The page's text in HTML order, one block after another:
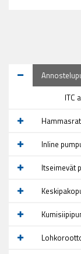
ITC
Inline
Itseimevät